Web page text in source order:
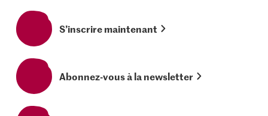
S’inscrire maintenant
Abonnez-vous à la newsletter